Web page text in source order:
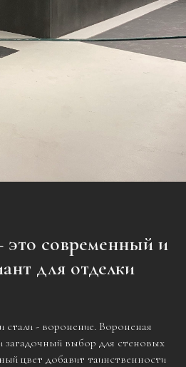
это современный и
для отделки
стали - воронение. Вороненая
загадочный выбор для стеновых
цвет добавит таинственности